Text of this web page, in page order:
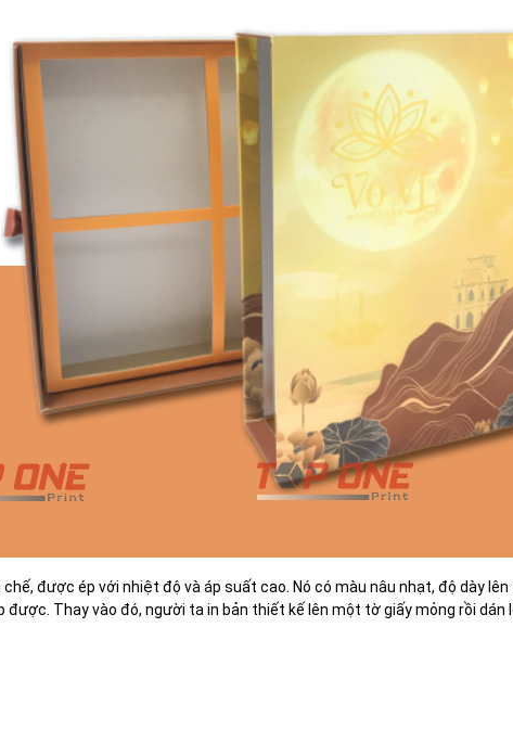
được ép với nhiệt độ và áp suất cao. Nó có màu nâu nhạt, độ dày
Thay vào đó, người ta in bản thiết kế lên một tờ giấy mỏng rồi dán